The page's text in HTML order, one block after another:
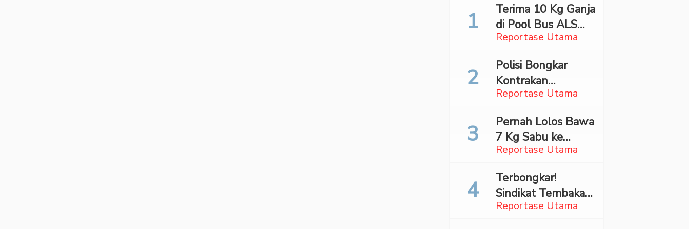
Reportase Utama
Terima 10 Kg Ganja
di Pool Bus ALS
Surabaya,
Madina Ditangkap
Bareskrim
Reportase Utama
Polisi Bongkar
Kontrakan
Penyimpan 27,96
Reportase Utama
Pernah Lolos Bawa
7 Kg Sabu ke
Jakarta Pilot
Dibekuk Saat Bawa
70 Ribu Pil Ekstasi
Di Bandara Soetta
Reportase Utama
Terbongkar!
Sindikat Tembakau
Sintetis Bermodus